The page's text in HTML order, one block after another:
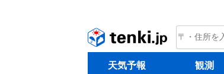
tenki.jp
天気予報 観測